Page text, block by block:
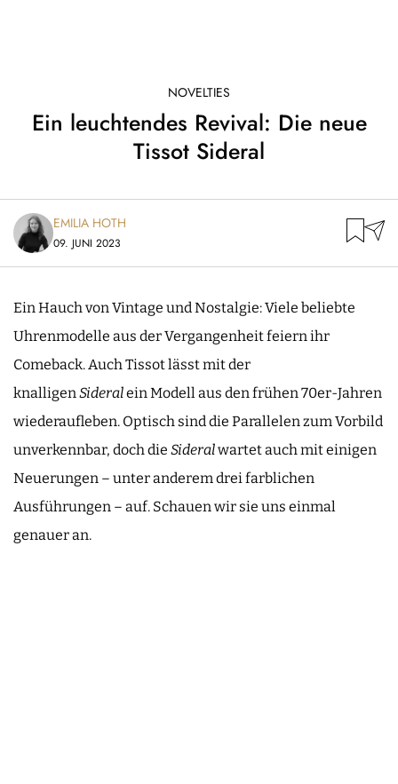
NOVELTIES
Ein leuchtendes Revival: Die neue
Tissot Sideral
EMILIA HOTH
09. JUNI 2023
Ein Hauch von Vintage und Nostalgie: Viele beliebte
Uhrenmodelle aus der Vergangenheit feiern ihr
Comeback. Auch Tissot lässt mit der
knalligen Sideralein Modell aus den frühen 70er-Jahren
wiederaufleben. Optisch sind die Parallelen zum Vorbild
unverkennbar, doch die Sideralwartet auch mit einigen
Neuerungen – unter anderem drei farblichen
Ausführungen – auf. Schauen wir sie uns einmal
genauer an.